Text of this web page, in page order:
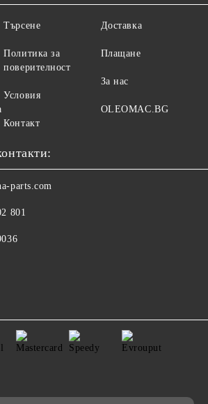
Търсене
Политика за
поверителност
Условия
Контакт
Доставка
Плащане
За нас
OLEOMAC.BG
parts.com
801